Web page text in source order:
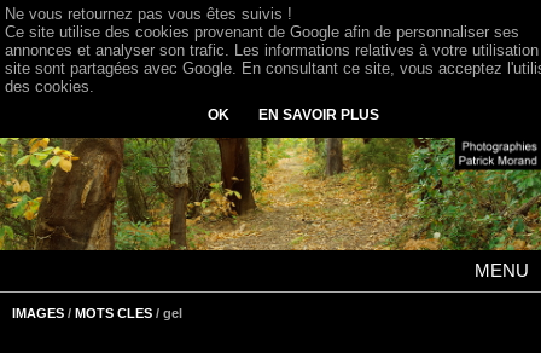
MENU
IMAGES / MOTS CLES / gel
Ne vous retournez pas vous êtes suivis !
Ce site utilise des cookies provenant de Google afin de personnaliser ses
annonces et analyser son trafic. Les informations relatives à votre
site sont partagées avec Google. En consultant ce site, vous acceptez
des cookies.
OK EN SAVOIR PLUS